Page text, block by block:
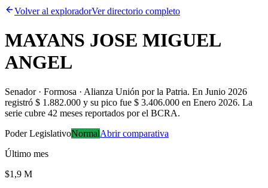
Volver al exploradorVer directorio completo
MAYANS JOSE MIGUEL
ANGEL
Senador · Formosa · Alianza Unión por la Patria. En Junio 2026
registró $ 1.882.000 y su pico fue $ 3.406.000 en Enero 2026. La
serie cubre 42 meses reportados por el BCRA.
Poder LegislativoNormalAbrir comparativa
Último mes
$1,9 M